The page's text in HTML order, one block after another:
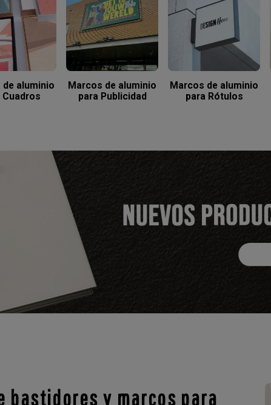
aluminio
Cuadros
Marcos de aluminio
para Publicidad
Marcos de aluminio
para Rótulos
bastidores y marcos para